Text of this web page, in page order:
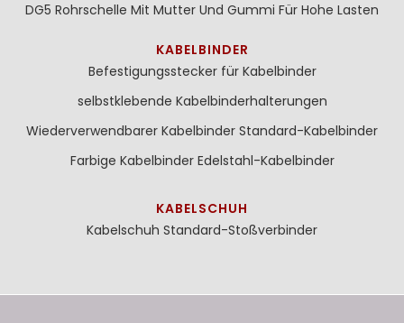
DG5 Rohrschelle Mit Mutter Und Gummi Für Hohe Lasten
KABELBINDER
Befestigungsstecker für Kabelbinder
selbstklebende Kabelbinderhalterungen
Wiederverwendbarer Kabelbinder Standard-Kabelbinder
Farbige Kabelbinder Edelstahl-Kabelbinder
KABELSCHUH
Kabelschuh Standard-Stoßverbinder